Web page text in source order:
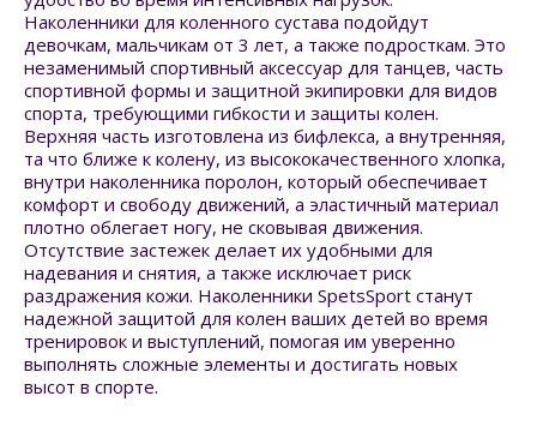
Наколенники для коленного сустава подойдут
девочкам, мальчикам от 3 лет, а также подросткам. Это
незаменимый спортивный аксессуар для танцев, часть
спортивной формы и защитной экипировки для видов
спорта, требующими гибкости и защиты колен.
Верхняя часть изготовлена из бифлекса, а внутренняя,
та что ближе к колену, из высококачественного хлопка,
внутри наколенника поролон, который обеспечивает
комфорт и свободу движений, а эластичный материал
плотно облегает ногу, не сковывая движения.
Отсутствие застежек делает их удобными для
надевания и снятия, а также исключает риск
раздражения кожи. Наколенники SpetsSport станут
надежной защитой для колен ваших детей во время
тренировок и выступлений, помогая им уверенно
выполнять сложные элементы и достигать новых
высот в спорте.